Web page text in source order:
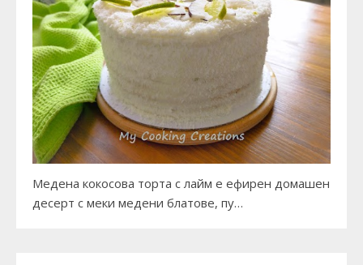
Медена кокосова торта с лайм е ефирен домашен
десерт с меки медени блатове, пу…